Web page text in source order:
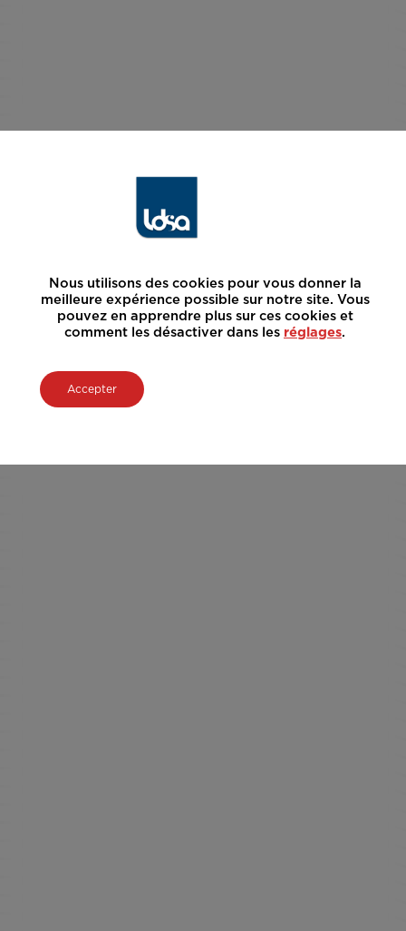
Nous utilisons des cookies pour vous donner la
meilleure expérience possible sur notre site. Vous
pouvez en apprendre plus sur ces cookies et
comment les désactiver dans les réglages.
Accepter